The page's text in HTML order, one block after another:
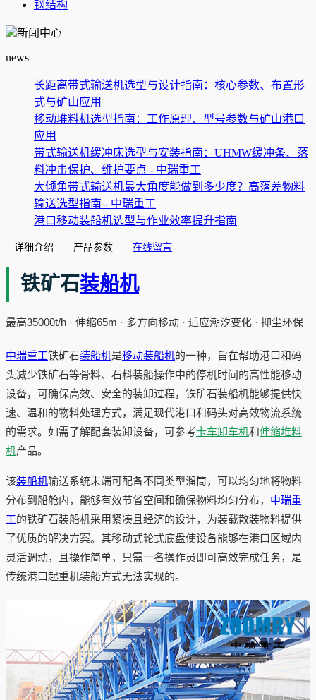
钢结构
新闻中心
news
长距离带式输送机选型与设计指南：核心参数、布置形
式与矿山应用
移动堆料机选型指南：工作原理、型号参数与矿山港口
应用
带式输送机缓冲床选型与安装指南：UHMW缓冲条、落
料冲击保护、维护要点 - 中瑞重工
大倾角带式输送机最大角度能做到多少度？高落差物料
输送选型指南 - 中瑞重工
港口移动装船机选型与作业效率提升指南
详细介绍 产品参数 在线留言
铁矿石装船机
最高35000t/h · 伸缩65m · 多方向移动 · 适应潮汐变化 · 抑尘环保
中瑞重工铁矿石装船机是移动装船机的一种，旨在帮助港口和码
头减少铁矿石等骨料、石料装船操作中的停机时间的高性能移动
设备，可确保高效、安全的装卸过程，铁矿石装船机能够提供快
速、温和的物料处理方式，满足现代港口和码头对高效物流系统
的需求。如需了解配套装卸设备，可参考卡车卸车机和伸缩堆料
机产品。
该装船机输送系统末端可配备不同类型溜筒，可以均匀地将物料
分布到船舱内，能够有效节省空间和确保物料均匀分布， 中瑞重
工的铁矿石装船机采用紧凑且经济的设计，为装载散装物料提供
了优质的解决方案。其移动式轮式底盘使设备能够在港口区域内
灵活调动，且操作简单，只需一名操作员即可高效完成任务，是
传统港口起重机装船方式无法实现的。